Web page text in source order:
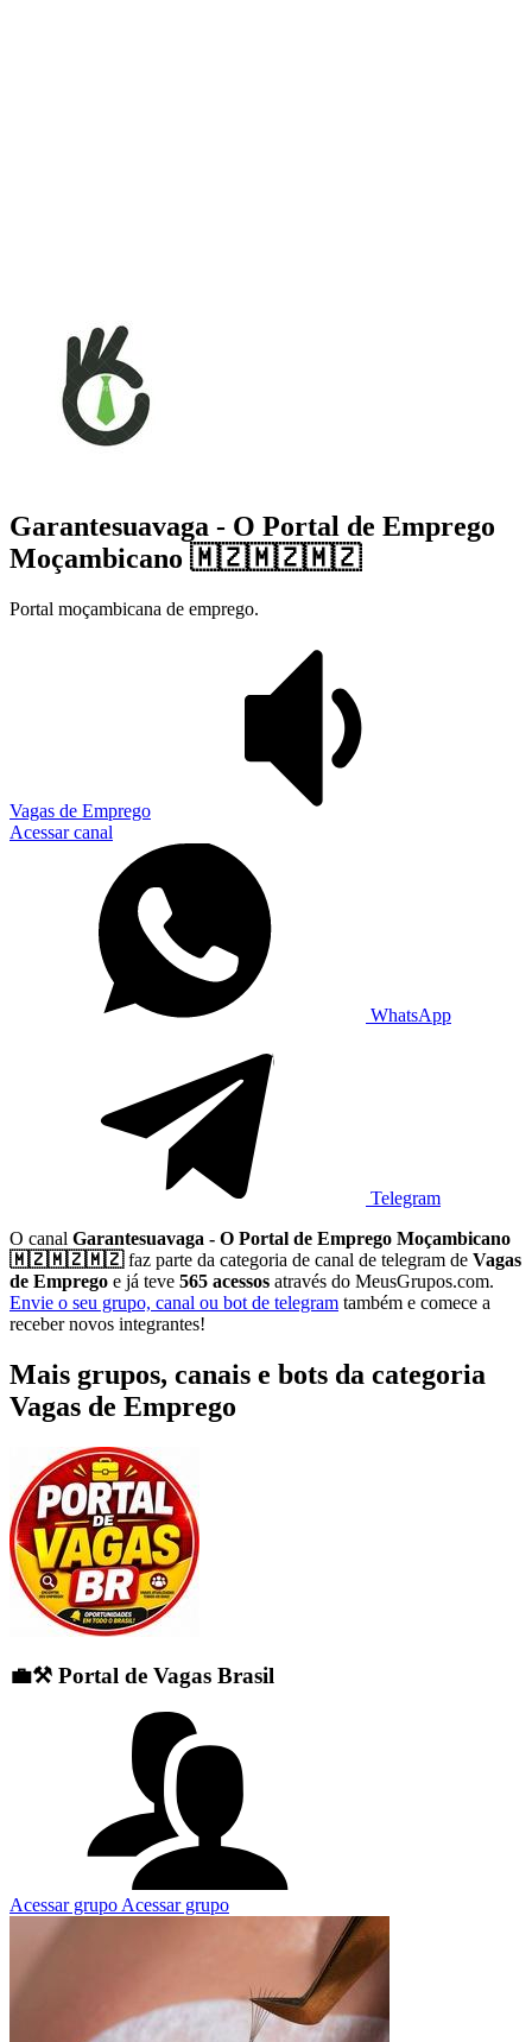
Garantesuavaga - O Portal de Emprego
Moçambicano 🇲🇿🇲🇿🇲🇿
Portal moçambicana de emprego.
Vagas de Emprego
Acessar canal
WhatsApp
Telegram
O canal Garantesuavaga - O Portal de Emprego Moçambicano
🇲🇿🇲🇿🇲🇿faz parte da categoria de canal de telegram de Vagas
de Emprego e já teve 565 acessos através do MeusGrupos.com.
Envie o seu grupo, canal ou bot de telegram também e comece a
receber novos integrantes!
Mais grupos, canais e bots da categoria
Vagas de Emprego
💼⚒️ Portal de Vagas Brasil
Acessar grupo Acessar grupo